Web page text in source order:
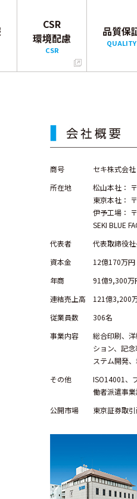
CSR
環境配慮
CSR
品質保
QUALITY
商号
セキ株式会
所在地
松山本社：
東京本社：
伊予工場：
SEKI BLUE
代表者
代表取締役
資本金
12億170万円
年商
91億9,300万
連結売上高
121億3,200
従業員数
306名
事業内容
総合印刷、
ション、記
ステム開発
その他
ISO14001、
働者派遣事
公開市場
東京証券取